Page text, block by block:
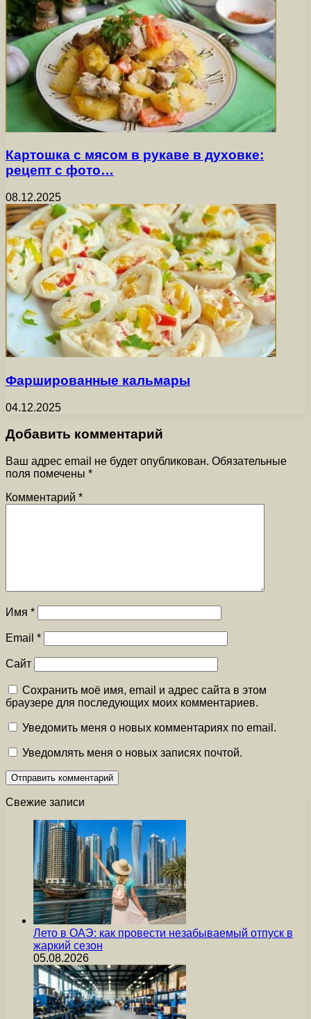
Картошка с мясом в рукаве в духовке:
рецепт с фото…
08.12.2025
Фаршированные кальмары
04.12.2025
Добавить комментарий
Ваш адрес email не будет опубликован. Обязательные
поля помечены *
Комментарий *
Имя *
Email *
Сайт
Сохранить моё имя, email и адрес сайта в этом
браузере для последующих моих комментариев.
Уведомить меня о новых комментариях по email.
Уведомлять меня о новых записях почтой.
Свежие записи
Лето в ОАЭ: как провести незабываемый отпуск в
жаркий сезон
05.08.2026